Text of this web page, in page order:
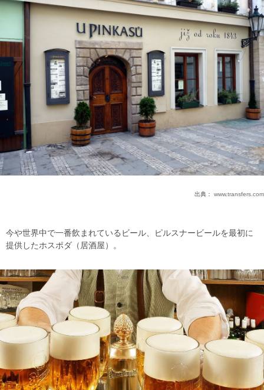
出典： www.transfers.com
今や世界中で一番飲まれているビール、ピルスナービールを最初に
提供したホスポダ（居酒屋）。